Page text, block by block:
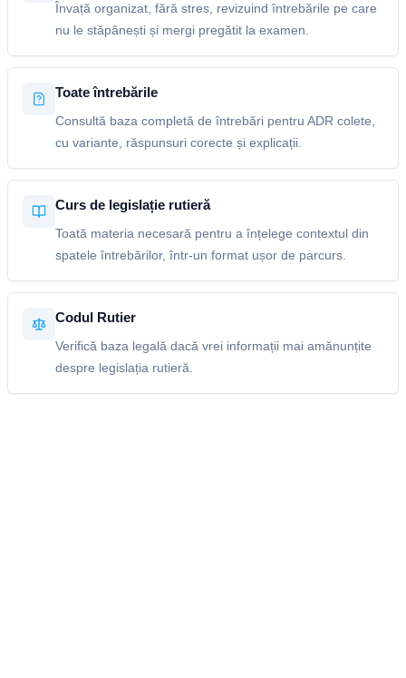
Învață organizat, fără stres, revizuind întrebările pe care
nu le stăpânești și mergi pregătit la examen.
Toate întrebările
Consultă baza completă de întrebări pentru ADR colete,
cu variante, răspunsuri corecte și explicații.
Curs de legislație rutieră
Toată materia necesară pentru a înțelege contextul din
spatele întrebărilor, într-un format ușor de parcurs.
Codul Rutier
Verifică baza legală dacă vrei informații mai amănunțite
despre legislația rutieră.